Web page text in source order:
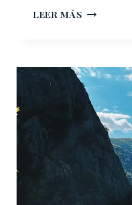
LEER MÁS
DE
VOLVER
AL
ORIGEN